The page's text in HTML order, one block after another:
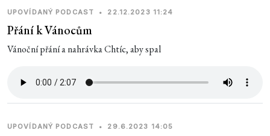
UPOVÍDANÝ PODCAST • 22.12.2023 11:24
Přání k Vánocům
Vánoční přání a nahrávka Chtíc, aby spal
UPOVÍDANÝ PODCAST • 29.6.2023 14:05